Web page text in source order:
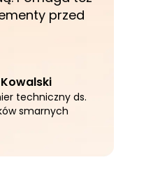
przed
techniczny ds.
smarnych